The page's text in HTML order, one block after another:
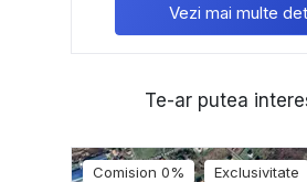
Vezi mai multe
Te-ar putea
Comision 0% Exclusivitate